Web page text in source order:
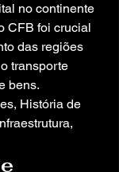
no continente
CFB foi crucial
das regiões
transporte
bens.
História de